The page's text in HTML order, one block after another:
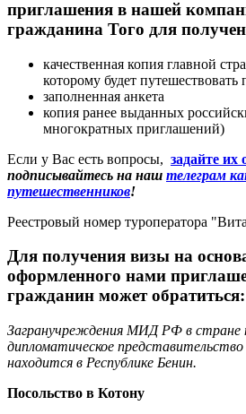
приглашения в нашей
гражданина Того для
качественная копия главной
которому будет
заполненная анкета
копия ранее выданных
многократных приглашений)
Если у Вас есть вопросы, задайте их
подписывайтесь на наш телеграм
путешественников!
Реестровый номер туроператора
Для получения визы на
оформленного нами
гражданин может обратиться:
Загранучреждения МИД РФ в стране
дипломатическое
находится в Республике Бенин.
Посольство в Котону